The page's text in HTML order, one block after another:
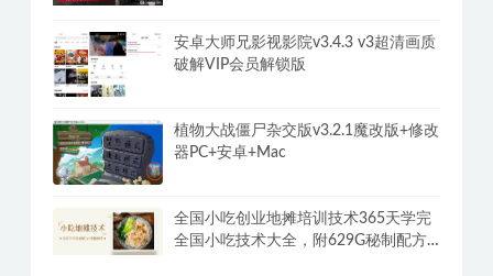
安卓大师兄影视影院v3.4.3 v3超清画质
破解VIP会员解锁版
植物大战僵尸杂交版v3.2.1魔改版+修改
器PC+安卓+Mac
全国小吃创业地摊培训技术365天学完
全国小吃技术大全，附629G秘制配方